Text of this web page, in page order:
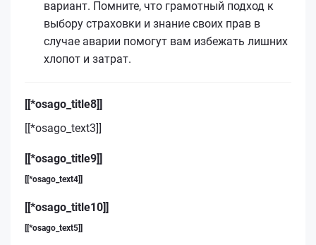
вариант. Помните, что грамотный подход к
выбору страховки и знание своих прав в
случае аварии помогут вам избежать лишних
хлопот и затрат.
[[*osago_title8]]
[[*osago_text3]]
[[*osago_title9]]
[[*osago_text4]]
[[*osago_title10]]
[[*osago_text5]]